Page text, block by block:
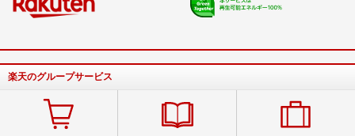
楽天のグループサービス